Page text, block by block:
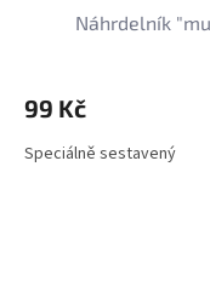
Náhrdelník
99 Kč
Speciálně sestavený